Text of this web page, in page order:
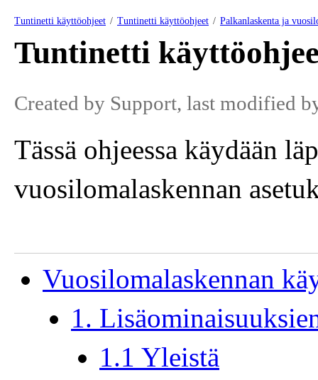
Tuntinetti käyttöohjeet Tuntinetti käyttöohjeet Palkanlaskenta ja
Tuntinetti
Created by Support, last modified
Tässä ohjeessa käydään
vuosilomalaskennan
Vuosilomalaskennan
1.
1.1 Yleistä